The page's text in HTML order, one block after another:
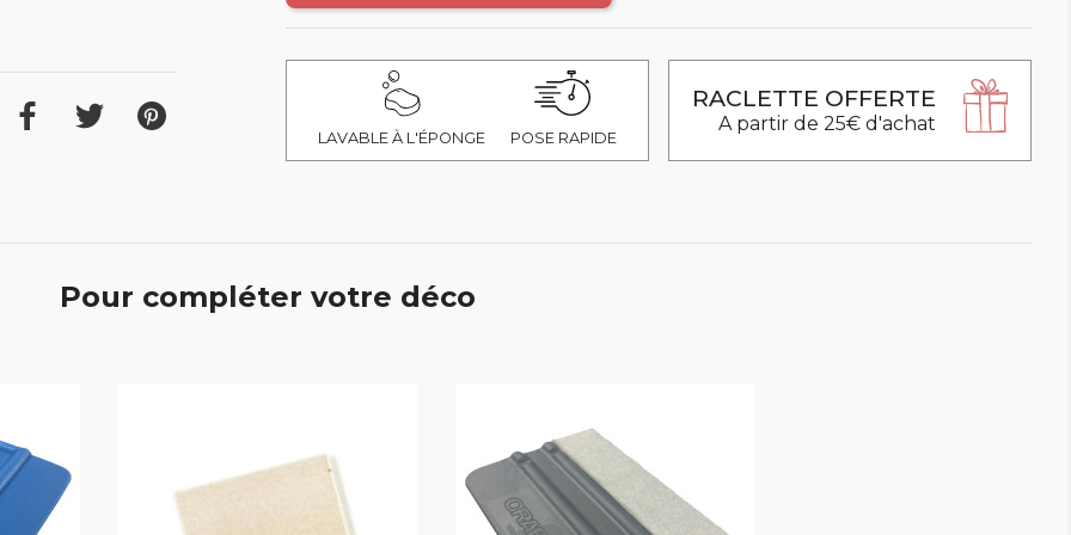
LAVABLE À L'ÉPONGE POSE RAPIDE
RACLETTE OFFERTE
A partir de 25€ d'achat
Pour compléter votre déco